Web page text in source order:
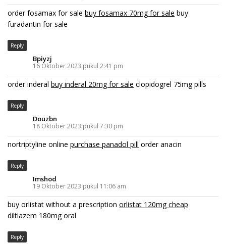
order fosamax for sale buy fosamax 70mg for sale buy
furadantin for sale
Reply
Bpiyzj
16 Oktober 2023 pukul 2:41 pm
order inderal buy inderal 20mg for sale clopidogrel 75mg pills
Reply
Douzbn
18 Oktober 2023 pukul 7:30 pm
nortriptyline online purchase panadol pill order anacin
Reply
Imshod
19 Oktober 2023 pukul 11:06 am
buy orlistat without a prescription orlistat 120mg cheap
diltiazem 180mg oral
Reply